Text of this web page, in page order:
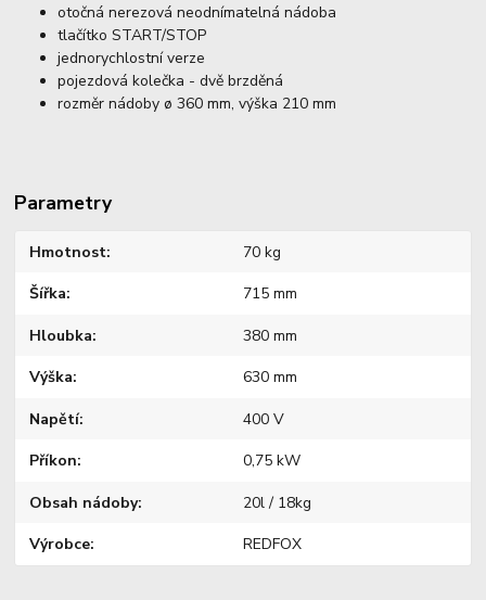
otočná nerezová neodnímatelná nádoba
tlačítko START/STOP
jednorychlostní verze
pojezdová kolečka - dvě brzděná
rozměr nádoby ø 360 mm, výška 210 mm
Parametry
Hmotnost 70 kg
Šířka 715 mm
Hloubka 380 mm
Výška 630 mm
Napětí 400 V
Příkon 0,75 kW
Obsah nádoby 20l / 18kg
Výrobce REDFOX